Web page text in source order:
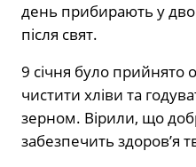
день прибирають у
після свят.
9 січня було прийнято
чистити хліви та
зерном. Вірили, що
забезпечить здоров’я